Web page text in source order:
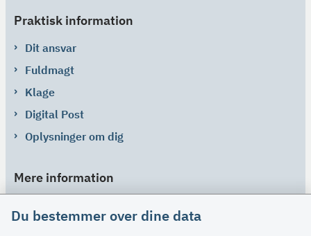
Praktisk information
Dit ansvar
Fuldmagt
Klage
Digital Post
Oplysninger om dig
Mere information
Du bestemmer over dine data